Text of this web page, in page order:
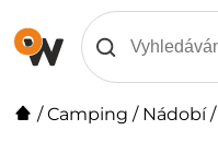
/Camping / Nádobí/